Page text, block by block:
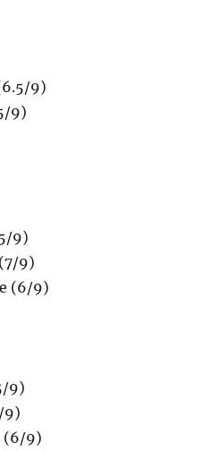
9)
9)
9)
9)
(6/9)
9)
9)
(6/9)